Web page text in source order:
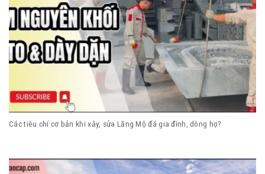
Các tiêu chí cơ bản khi xây, sửa Lăng Mộ đá gia đình, dòng họ?